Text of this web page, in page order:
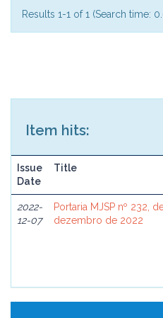
Results 1-1 of 1 (Search time:
Item hits:
Issue
Date
Title
2022-
12-07
Portaria MJSP nº 232,
dezembro de 2022